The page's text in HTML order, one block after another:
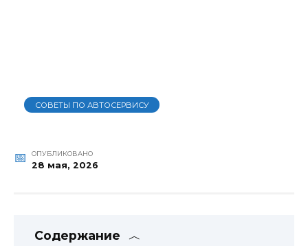
СОВЕТЫ ПО АВТОСЕРВИСУ
ОПУБЛИКОВАНО
28 мая, 2026
Содержание